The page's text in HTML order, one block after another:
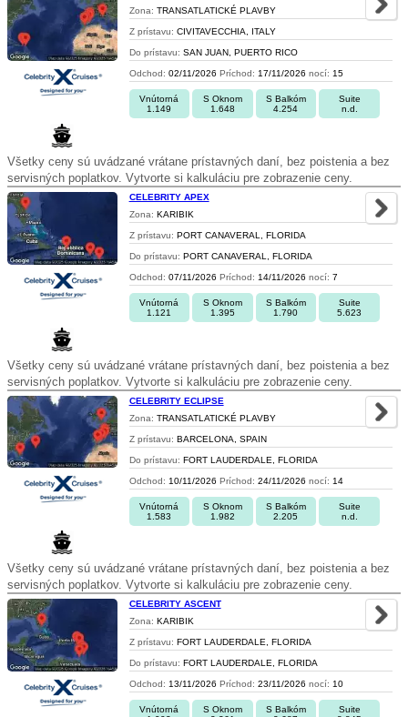
Zona: TRANSATLATICKÉ PLAVBY
Z prístavu: CIVITAVECCHIA, ITALY
Do prístavu: SAN JUAN, PUERTO RICO
Odchod: 02/11/2026 Príchod: 17/11/2026 nocí: 15
Vnútorná
1.149
S Oknom
1.648
S Balkóm
4.254
Suite
n.d.
Všetky ceny sú uvádzané vrátane prístavných daní, bez poistenia a bez
servisných poplatkov. Vytvorte si kalkuláciu pre zobrazenie ceny.
CELEBRITY APEX
Zona: KARIBIK
Z prístavu: PORT CANAVERAL, FLORIDA
Do prístavu: PORT CANAVERAL, FLORIDA
Odchod: 07/11/2026 Príchod: 14/11/2026 nocí: 7
Vnútorná
1.121
S Oknom
1.395
S Balkóm
1.790
Suite
5.623
Všetky ceny sú uvádzané vrátane prístavných daní, bez poistenia a bez
servisných poplatkov. Vytvorte si kalkuláciu pre zobrazenie ceny.
CELEBRITY ECLIPSE
Zona: TRANSATLATICKÉ PLAVBY
Z prístavu: BARCELONA, SPAIN
Do prístavu: FORT LAUDERDALE, FLORIDA
Odchod: 10/11/2026 Príchod: 24/11/2026 nocí: 14
Vnútorná
1.583
S Oknom
1.982
S Balkóm
2.205
Suite
n.d.
Všetky ceny sú uvádzané vrátane prístavných daní, bez poistenia a bez
servisných poplatkov. Vytvorte si kalkuláciu pre zobrazenie ceny.
CELEBRITY ASCENT
Zona: KARIBIK
Z prístavu: FORT LAUDERDALE, FLORIDA
Do prístavu: FORT LAUDERDALE, FLORIDA
Odchod: 13/11/2026 Príchod: 23/11/2026 nocí: 10
Vnútorná
S Oknom
S Balkóm
Suite